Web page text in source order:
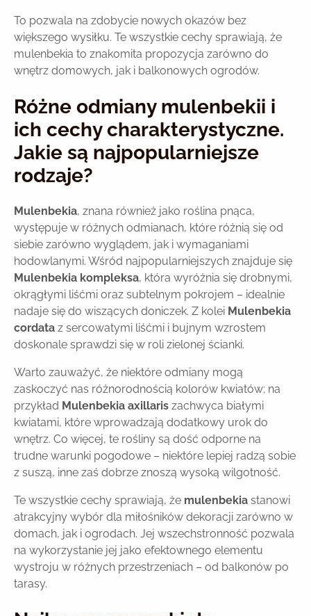
To pozwala na zdobycie nowych okazów bez
większego wysiłku. Te wszystkie cechy sprawiają, że
mulenbekia to znakomita propozycja zarówno do
wnętrz domowych, jak i balkonowych ogrodów.
Różne odmiany mulenbekii i
ich cechy charakterystyczne.
Jakie są najpopularniejsze
rodzaje?
Mulenbekia, znana również jako roślina pnąca,
występuje w różnych odmianach, które różnią się od
siebie zarówno wyglądem, jak i wymaganiami
hodowlanymi. Wśród najpopularniejszych znajduje się
Mulenbekia kompleksa, która wyróżnia się drobnymi,
okrągłymi liśćmi oraz subtelnym pokrojem – idealnie
nadaje się do wiszących doniczek. Z kolei Mulenbekia
cordata z sercowatymi liśćmi i bujnym wzrostem
doskonale sprawdzi się w roli zielonej ścianki.
Warto zauważyć, że niektóre odmiany mogą
zaskoczyć nas różnorodnością kolorów kwiatów; na
przykład Mulenbekia axillaris zachwyca białymi
kwiatami, które wprowadzają dodatkowy urok do
wnętrz. Co więcej, te rośliny są dość odporne na
trudne warunki pogodowe – niektóre lepiej radzą sobie
z suszą, inne zaś dobrze znoszą wysoką wilgotność.
Te wszystkie cechy sprawiają, że mulenbekia stanowi
atrakcyjny wybór dla miłośników dekoracji zarówno w
domach, jak i ogrodach. Jej wszechstronność pozwala
na wykorzystanie jej jako efektownego elementu
wystroju w różnych przestrzeniach – od balkonów po
tarasy.